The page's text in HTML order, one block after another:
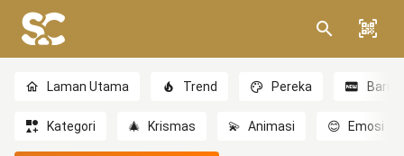
Laman Utama Trend Pereka Baru
Kategori 🎄 Krismas 💫 Animasi 😊 Emosi